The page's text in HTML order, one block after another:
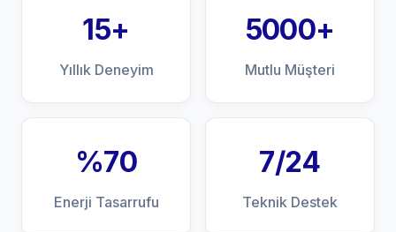
15+
Yıllık Deneyim
5000+
Mutlu Müşteri
%70
Enerji Tasarrufu
7/24
Teknik Destek